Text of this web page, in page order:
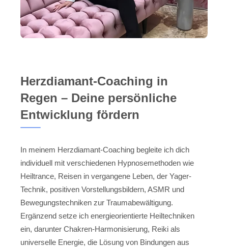
Herzdiamant-Coaching in
Regen – Deine persönliche
Entwicklung fördern
In meinem Herzdiamant-Coaching begleite ich dich
individuell mit verschiedenen Hypnosemethoden wie
Heiltrance, Reisen in vergangene Leben, der Yager-
Technik, positiven Vorstellungsbildern, ASMR und
Bewegungstechniken zur Traumabewältigung.
Ergänzend setze ich energieorientierte Heiltechniken
ein, darunter Chakren-Harmonisierung, Reiki als
universelle Energie, die Lösung von Bindungen aus